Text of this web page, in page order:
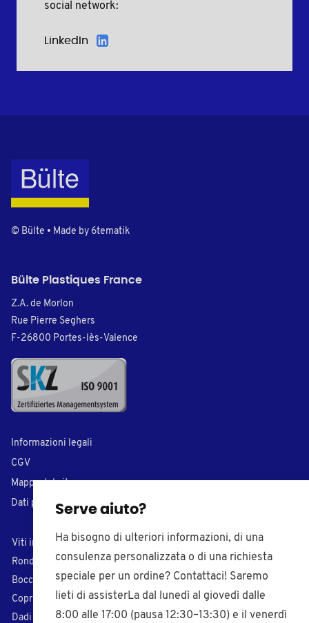
Serve aiuto?
Ha bisogno di ulteriori informazioni, di una
consulenza personalizzata o di una richiesta
speciale per un ordine? Contattaci! Saremo
lieti di assisterLa dal lunedì al giovedì dalle
8:00 alle 17:00 (pausa 12:30–13:30) e il venerdì
social network:
LinkedIn
© Bülte • Made by 6tematik
Bülte Plastiques France
Z.A. de Morlon
Rue Pierre Seghers
F-26800 Portes-lès-Valence
Informazioni legali
CGV
Mappa del sito
Dati personali
Viti in plastica
Tappi di chiusura
Rondelle in plastica
Inserti per tubi
Boccole in plastica
Puntali di plastica
Coprivite in plastica
Piedi regolabili
Dadi in plastica
Pomelli filettati